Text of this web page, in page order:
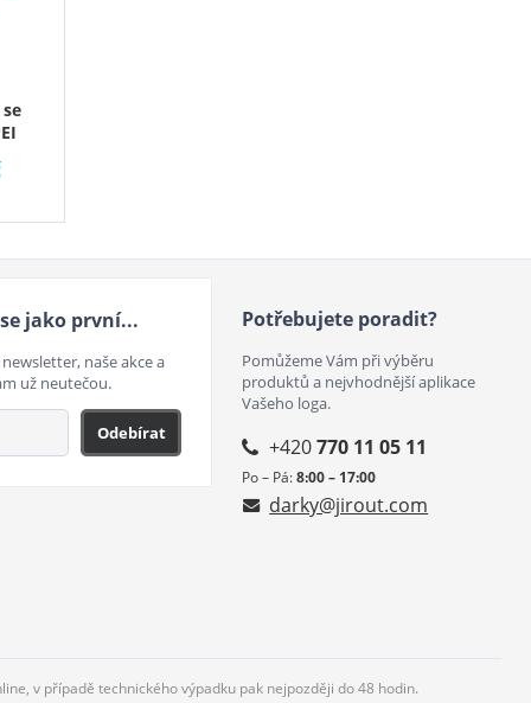
jako první...
naše akce a
už neutečou.
Odebírat
Potřebujete poradit?
Pomůžeme Vám při výběru
produktů a nejvhodnější aplikace
Vašeho loga.
+420770 11 05 11
Po – Pá:8:00 – 17:00
darky@jirout.com
v případě technického výpadku pak nejpozději do 48 hodin.